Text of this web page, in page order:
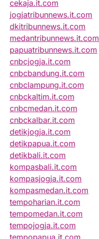
cekaja.it.com
jogjatribunnews.it.com
dkitribunnews.it.com
medantribunnews.it.com
papuatribunnews.it.com
cnbcjogja.it.com
cnbcbandung.it.com
cnbclampung.it.com
cnbckaltim.it.com
cnbcmedan.it.com
cnbckalbar.it.com
detikjogja.it.com
detikpapua.it.com
detikbali.it.com
kompasbali.it.com
kompasjogja.it.com
kompasmedan.it.com
tempoharian.it.com
tempomedan.it.com
tempojogja.it.com